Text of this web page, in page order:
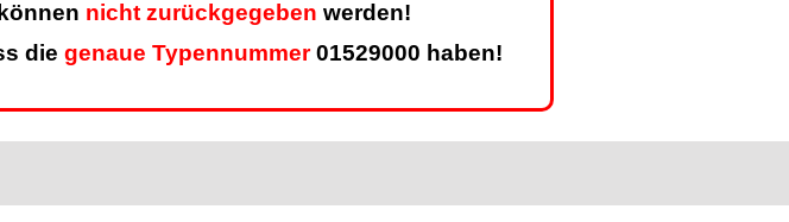
nicht zurückgegeben werden!
die genaue Typennummer01529000 haben!